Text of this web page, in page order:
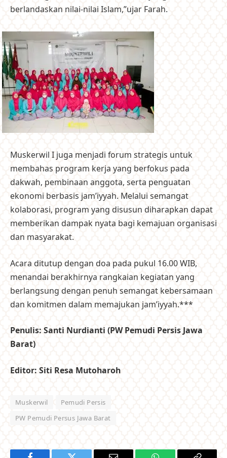
berlandaskan nilai-nilai Islam,”ujar Farah.
Muskerwil I juga menjadi forum strategis untuk
membahas program kerja yang berfokus pada
dakwah, pembinaan anggota, serta penguatan
ekonomi berbasis jam’iyyah. Melalui semangat
kolaborasi, program yang disusun diharapkan dapat
memberikan dampak nyata bagi kemajuan organisasi
dan masyarakat.
Acara ditutup dengan doa pada pukul 16.00 WIB,
menandai berakhirnya rangkaian kegiatan yang
berlangsung dengan penuh semangat kebersamaan
dan komitmen dalam memajukan jam’iyyah.***
Penulis: Santi Nurdianti (PW Pemudi Persis Jawa
Barat)
Editor: Siti Resa Mutoharoh
Muskerwil
Pemudi Persis
PW Pemudi Persus Jawa Barat